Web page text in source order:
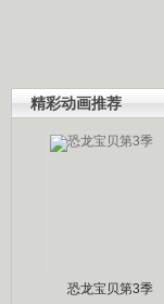
精彩动画推荐
恐龙宝贝第3季